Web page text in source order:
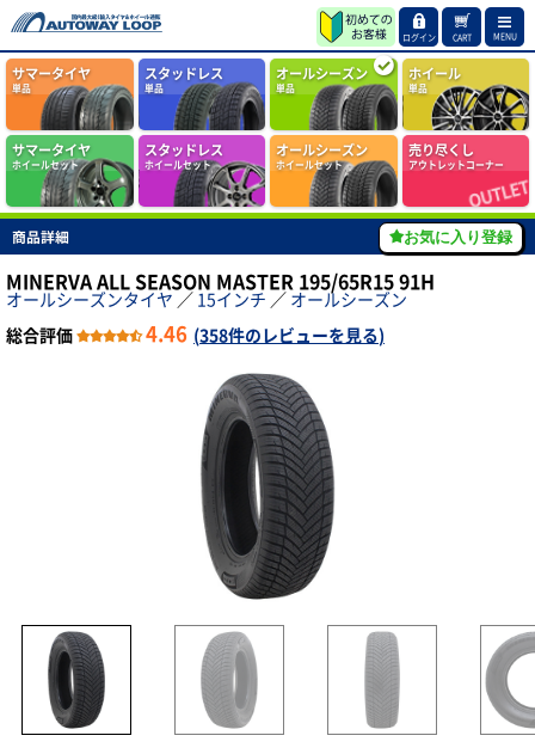
ログイン CART MENU
サマータイヤ
単品
スタッドレス
単品
オールシーズン
単品
ホイール
単品
サマータイヤ
ホイールセット
スタッドレス
ホイールセット
オールシーズン
ホイールセット
売り尽くし
アウトレットコーナー
商品詳細 お気に入り登録
MINERVA ALL SEASON MASTER 195/65R15 91H
オールシーズンタイヤ ／ 15インチ ／ オールシーズン
総合評価
4.46 (358件のレビューを見る)